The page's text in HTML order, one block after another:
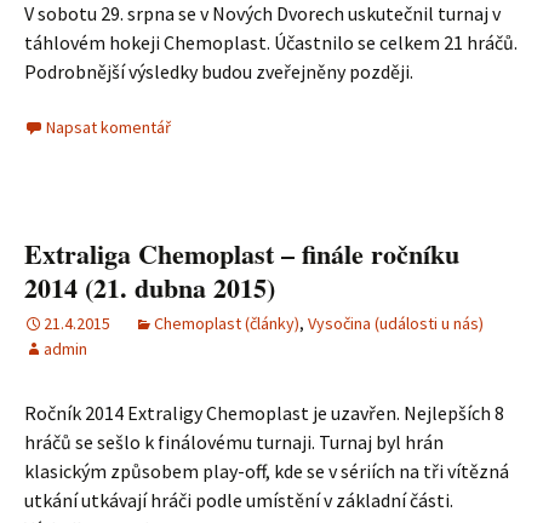
V sobotu 29. srpna se v Nových Dvorech uskutečnil turnaj v
táhlovém hokeji Chemoplast. Účastnilo se celkem 21 hráčů.
Podrobnější výsledky budou zveřejněny později.
Napsat komentář
Extraliga Chemoplast – finále ročníku
2014 (21. dubna 2015)
21.4.2015 Chemoplast (články), Vysočina (události u nás)
admin
Ročník 2014 Extraligy Chemoplast je uzavřen. Nejlepších 8
hráčů se sešlo k finálovému turnaji. Turnaj byl hrán
klasickým způsobem play-off, kde se v sériích na tři vítězná
utkání utkávají hráči podle umístění v základní části.